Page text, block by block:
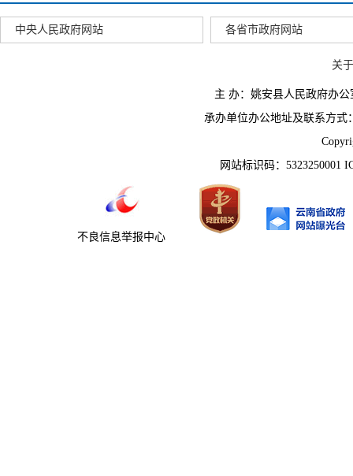
中央人民政府网站 各省市政府网站
关
主 办：姚安县人民政府办
承办单位办公地址及联系方式
网站标识码：5323250001
不良信息举报中心